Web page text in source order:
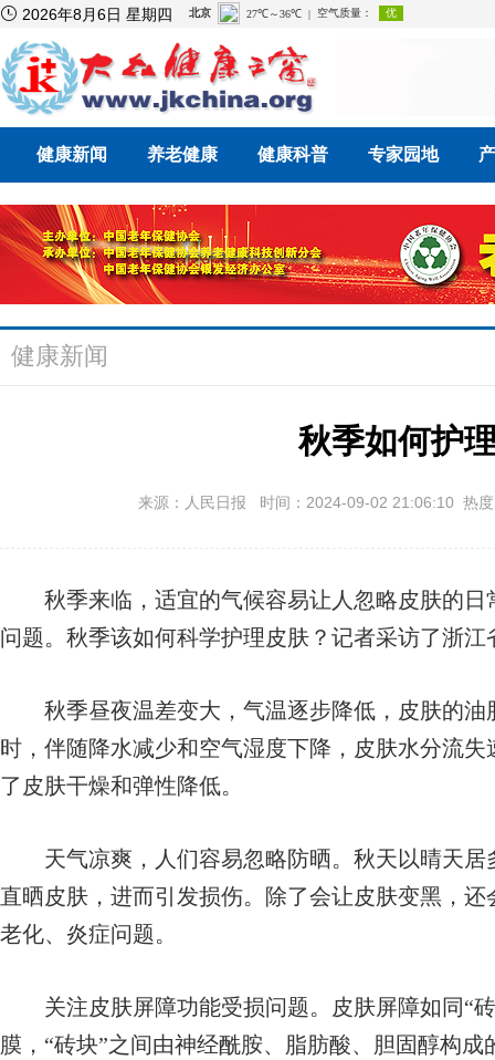
 2026年8月6日 星期四
健康新闻 养老健康 健康科普 专家园地
健康新闻
秋季如何护
来源：人民日报 时间：2024-09-02 21:06:10 热
秋季来临，适宜的气候容易让人忽略皮肤的日
问题。秋季该如何科学护理皮肤？记者采访了浙
秋季昼夜温差变大，气温逐步降低，皮肤的油
时，伴随降水减少和空气湿度下降，皮肤水分流
了皮肤干燥和弹性降低。
天气凉爽，人们容易忽略防晒。秋天以晴天居
直晒皮肤，进而引发损伤。除了会让皮肤变黑，
老化、炎症问题。
关注皮肤屏障功能受损问题。皮肤屏障如同“砖
膜，“砖块”之间由神经酰胺、脂肪酸、胆固醇构